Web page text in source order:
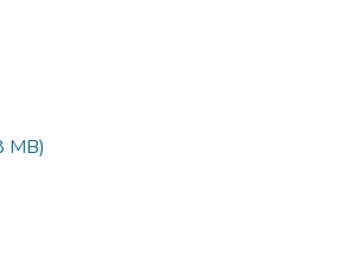
MB)